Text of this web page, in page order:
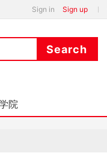
Sign in Sign up
院